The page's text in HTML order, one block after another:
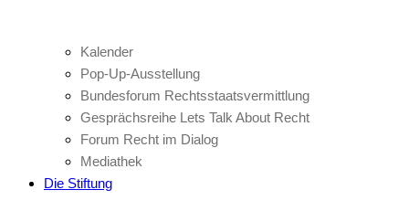
Kalender
Pop-Up-Ausstellung
Bundesforum Rechtsstaatsvermittlung
Gesprächsreihe Lets Talk About Recht
Forum Recht im Dialog
Mediathek
Die Stiftung